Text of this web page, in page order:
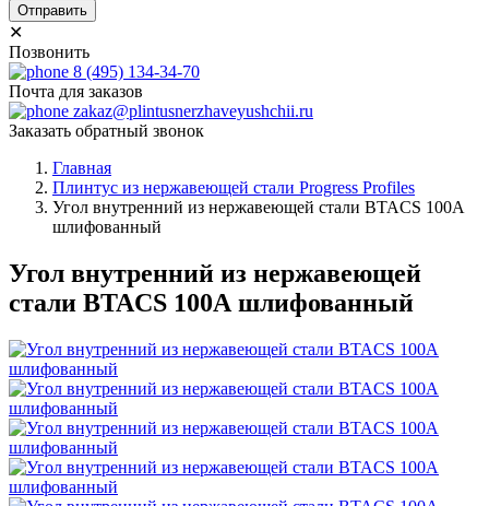
Отправить
✕
Позвонить
8 (495) 134-34-70
Почта для заказов
zakaz@plintusnerzhaveyushchii.ru
Заказать обратный звонок
Главная
Плинтус из нержавеющей стали Progress Profiles
Угол внутренний из нержавеющей стали BTACS 100А
шлифованный
Угол внутренний из нержавеющей
стали BTACS 100А шлифованный